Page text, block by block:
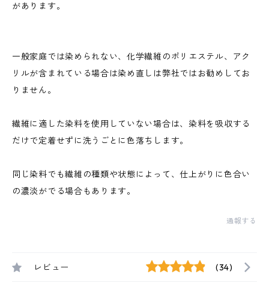
があります。
一般家庭では染められない、化学繊維のポリエステル、アク
リルが含まれている場合は染め直しは弊社ではお勧めしてお
りません。
繊維に適した染料を使用していない場合は、染料を吸収する
だけで定着せずに洗うごとに色落ちします。
同じ染料でも繊維の種類や状態によって、仕上がりに色合い
の濃淡がでる場合もあります。
通報する
レビュー (34)